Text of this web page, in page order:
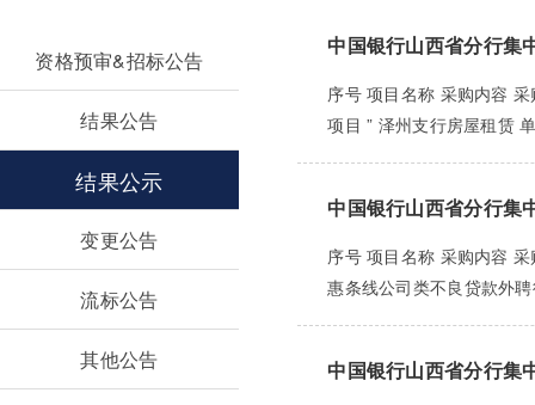
资格预审&招标公告
结果公告
结果公示
变更公告
流标公告
其他公告
中国银行山西省分行集
序号 项目名称 采购内容
项目 ” 泽州支行房屋租赁
中国银行山西省分行集
序号 项目名称 采购内容
惠条线公司类不良贷款外
中国银行山西省分行集